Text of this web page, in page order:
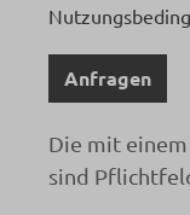
Anfragen
Die mit
sind